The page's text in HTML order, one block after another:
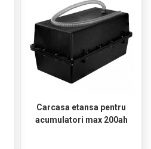
Carcasa etansa pentru
acumulatori max 200ah